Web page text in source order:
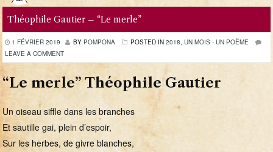
Théophile Gautier – “Le merle”
1 FÉVRIER 2019 BY POMPONA POSTED IN 2018 UN MOIS - UN POÈME
LEAVE A COMMENT
“Le merle” Théophile Gautier
Un oiseau siffle dans les branches
Et sautille gai, plein d’espoir,
Sur les herbes, de givre blanches,